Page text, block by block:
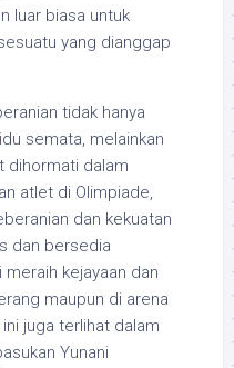
luar biasa untuk
yang dianggap
tidak hanya
semata, melainkan
dihormati dalam
atlet di Olimpiade,
dan kekuatan
dan bersedia
kejayaan dan
maupun di arena
juga terlihat dalam
Yunani